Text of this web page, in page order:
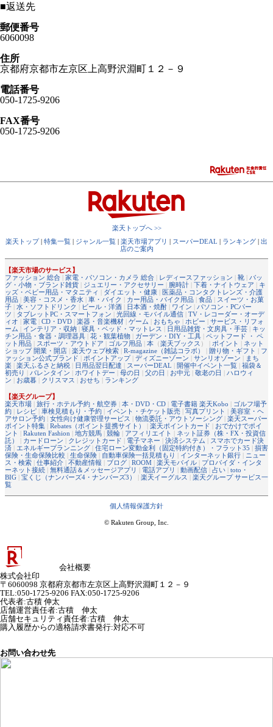
■返送先
郵便番号
6060098
住所
京都府京都市左京区上高野沢淵町１２－９
電話番号
050-1725-9206
FAX番号
050-1725-9206
楽天トップへ >>
楽天トップ| 特集一覧 | ジャンル一覧 | 楽天市場アプリ | スーパーDEAL | ランキング | 出
店のご案内
【楽天市場のサービス】
ファッション 総合 | 家電・パソコン・カメラ 総合 | レディースファッション | 靴 | バッ
グ・小物・ブランド雑貨 | ジュエリー・アクセサリー | 腕時計 | 下着・ナイトウェア | キ
ッズ・ベビー用品・マタニティ | ダイエット・健康 | 医薬品・コンタクトレンズ・介護
用品 | 美容・コスメ・香水 | 車・バイク | カー用品・バイク用品 | 食品 | スイーツ・お菓
子 | 水・ソフトドリンク | ビール・洋酒 | 日本酒・焼酎 | ワイン | パソコン・PCパー
ツ | タブレットPC・スマートフォン | 光回線・モバイル通信 | TV・レコーダー・オーデ
ィオ | 家電 | CD・DVD | 楽器・音楽機材 | ゲーム | おもちゃ | ホビー | サービス・リフォ
ーム | インテリア・収納 | 寝具・ベッド・マットレス | 日用品雑貨・文房具・手芸 | キッ
チン用品・食器・調理器具 | 花・観葉植物 | ガーデン・DIY・工具 | ペットフード ・ ペ
ット用品 | スポーツ・アウトドア | ゴルフ用品 | 本 （楽天ブックス ） | ポイント | ネット
ショップ 開業・開店 | 楽天ウェブ検索 | R-magazine（雑誌コラボ） | 贈り物・ギフト | フ
ァッション公式ブランド | ポイントアップ| ディズニーゾーン | サンリオゾーン | まち
楽 | 楽天ふるさと納税 | 日用品翌日配達 | スーパーDEAL | 開催中イベント一覧 | 福袋＆
初売り | バレンタイン | ホワイトデー | 母の日 | 父の日 | お中元 | 敬老の日 | ハロウィ
ン | お歳暮 | クリスマス | おせち | ランキング
【楽天グループ】
楽天市場 | 旅行・ホテル予約・航空券 | 本・DVD・CD | 電子書籍 楽天Kobo | ゴルフ場予
約 | レシピ | 車検見積もり・予約 | イベント・チケット販売 | 写真プリント | 美容室・ヘ
アサロン予約 | 女性向け健康管理サービス | 物流委託・アウトソーシング | 楽天スーパー
ポイント特集 | Rebates（ポイント提携サイト） | 楽天ポイントカード | おでかけでポイ
ント | Rakuten Fashion | 地方競馬 | 競輪 | アフィリエイト | ネット証券（株・FX・投資信
託）
| カードローン | クレジットカード | 電子マネー | 決済システム | スマホでカード決
済 | エネルギープランニング | 住宅ローン変動金利（固定特約付き）・フラット35 | 損害
保険・生命保険比較 | 生命保険 | 自動車保険一括見積もり | インターネット銀行 | ニュー
ス・検索 | 仕事紹介 | 不動産情報 | ブログ | ROOM | 楽天モバイル | プロバイダ・インタ
ーネット接続 | 無料通話＆メッセージアプリ | 電話アプリ | 動画配信 | 占い | toto・
BIG | 宝くじ（ナンバーズ4・ナンバーズ3） | 楽天イーグルス | 楽天グループ サービス一
覧
個人情報保護方針
© Rakuten Group, Inc.
会社概要
株式会社印
〒6060098 京都府京都市左京区上高野沢淵町１２－９
TEL:050-1725-9206 FAX:050-1725-9206
代表者:古積 伸太
店舗運営責任者:古積 伸太
店舗セキュリティ責任者:古積 伸太
購入履歴からの適格請求書発行:対応不可
お問い合わせ先